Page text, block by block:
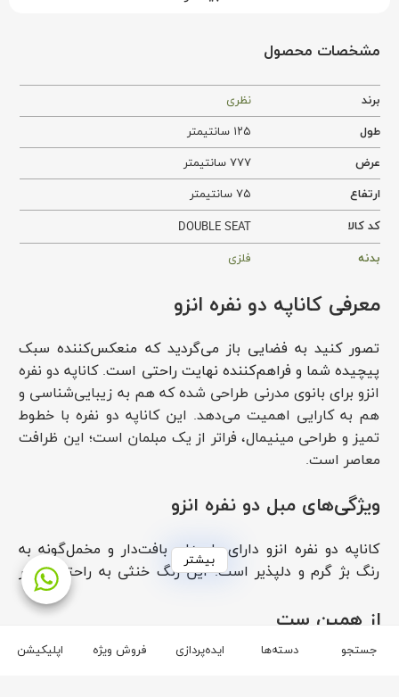
مشخصات محصول
برند
نظری
طول
۱۲۵ سانتیمتر
عرض
۷۷۷ سانتیمتر
ارتفاع
۷۵ سانتیمتر
کد کالا
DOUBLE SEAT
بدنه
فلزی
معرفی کاناپه دو نفره انزو
تصور کنید به فضایی باز می‌گردید که منعکس‌کننده سبک
پیچیده شما و فراهم‌کننده نهایت راحتی است.کاناپه دو نفره
انزو برای بانوی مدرنی طراحی شده که هم به زیبایی‌شناسی و
هم به کارایی اهمیت می‌دهد. این کاناپه دو نفره با خطوط
تمیز و طراحی مینیمال، فراتر از یک مبلمان است؛ این ظرافت
معاصر است.
ویژگی‌های مبل دو نفره انزو
کاناپه دو نفره انزو دارای پارچه‌ای بافت‌دار و مخمل‌گونه به
رنگ بژ گرم و دلپذیر است. این رنگ خنثی به راحتی با هر
پالت رنگی هماهنگ می‌شود و آن را به یک افزودنی همه‌کاره
برای خانه شما تبدیل می‌کند. طراحی شیک
مبل-پایه-فلزی با
صنعتی را اضافه می‌کند. طراحی باریک مبل دسته دار فضای
بیشتر
از همین ست
جستجو دسته‌ها ایده‌پردازی فروش ویژه اپلیکیشن